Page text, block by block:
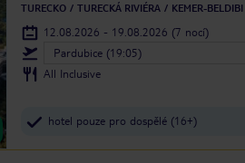
TURECKO TURECKÁ RIVIÉRA KEMER-BELDIBI
12.08.2026 - 19.08.2026 (7 nocí)
Pardubice (19:05)
All Inclusive
hotel pouze pro dospělé (16+)